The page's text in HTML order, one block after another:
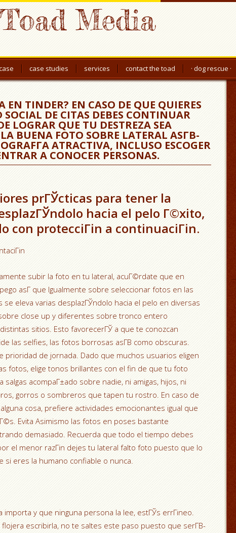
Media
case studies services contact the toad · dog rescue ·
EN TINDER? EN CASO DE QUE QUIERES
SOCIAL DE CITAS DEBES CONTINUAR
LOGRAR QUE TU DESTREZA SEA
LA BUENA FOTO SOBRE LATERAL ASГ­В­
ATRACTIVA, INCLUSO ESCOGER
A CONOCER PERSONAS.
prГЎcticas para tener la
hacia el pelo Г©xito,
con protecciГіn a continuaciГіn.
subir la foto en tu lateral, acuГ©rdate que en
asГ­ que Igualmente sobre seleccionar fotos en las
se eleva varias desplazГЎndolo hacia el pelo en diversas
close up y diferentes sobre tronco entero
sitios. Esto favorecerГЎ a que te conozcan
las selfies, las fotos borrosas asГ­В­ como obscuras.
prioridad de jornada. Dado que muchos usuarios eligen
fotos, elige tonos brillantes con el fin de que tu foto
acompaГ±ado sobre nadie, ni amigas, hijos, ni
gorros o sombreros que tapen tu rostro. En caso de
cosa, prefiere actividades emocionantes igual que
Evita Asimismo las fotos en poses bastante
demasiado. Recuerda que todo el tiempo debes
el menor razГіn dejes tu lateral falto foto puesto que lo
si eres la humano confiable o nunca.
importa y que ninguna persona la lee, estГЎs errГіneo.
escribirla, no te saltes este paso puesto que serГ­В­